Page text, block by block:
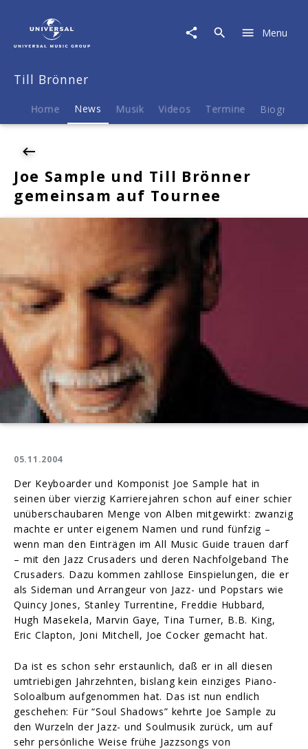
News
Joe
Till
gemeinsam
Tournee
Menu
Till Brönner
Home News Musik Videos Termine Biografie
Joe Sample und Till Brönner
gemeinsam auf Tournee
05.11.2004
Der Keyboarder und Komponist Joe Sample hat in
seinen über vierzig Karrierejahren schon auf einer schier
unüberschaubaren Menge von Alben mitgewirkt: zwanzig
machte er unter eigenem Namen und rund fünfzig –
wenn man den Einträgen im All Music Guide trauen darf
– mit den Jazz Crusaders und deren Nachfolgeband The
Crusaders. Dazu kommen zahllose Einspielungen, die er
als Sideman und Arrangeur von Jazz- und Popstars wie
Quincy Jones, Stanley Turrentine, Freddie Hubbard,
Hugh Masekela, Marvin Gaye, Tina Turner, B.B. King,
Eric Clapton, Joni Mitchell, Joe Cocker gemacht hat.
Da ist es schon sehr erstaunlich, daß er in all diesen
umtriebigen Jahrzehnten, bislang kein einziges Piano-
Soloalbum aufgenommen hat. Das ist nun endlich
geschehen: Für “Soul Shadows” kehrte Joe Sample zu
den Wurzeln der Jazz- und Soulmusik zurück, um auf
sehr persönliche Weise frühe Jazzsongs von